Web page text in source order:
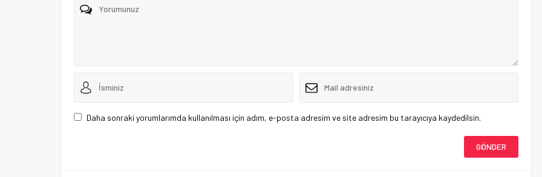
Daha sonraki yorumlarımda kullanılması için adım, e-posta adresim ve site adresim bu tarayıcıya kaydedilsin.